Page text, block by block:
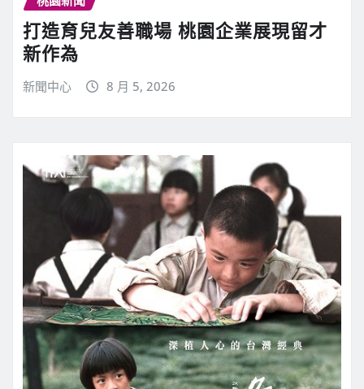
打造育兒友善職場 桃園企業展現留才
新作為
新聞中心 8 月 5, 2026